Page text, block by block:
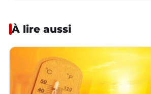
À lire aussi